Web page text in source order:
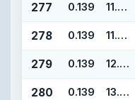
277 0.139 11.484
278 0.139 11.984
279 0.139 12.984
280 0.139 13.984